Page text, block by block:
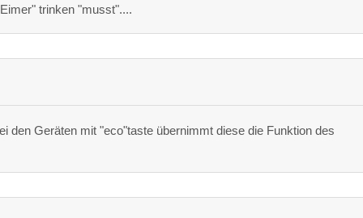
trinken "musst"....
den Geräten mit "eco"taste übernimmt diese die Funktion des